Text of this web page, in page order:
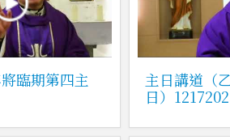
臨期第四主
主日講道（
日）